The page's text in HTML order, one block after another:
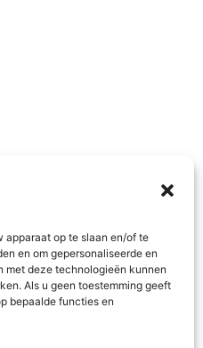
apparaat op te slaan en/of te
en om gepersonaliseerde en
met deze technologieën kunnen
Als u geen toestemming geeft
bepaalde functies en